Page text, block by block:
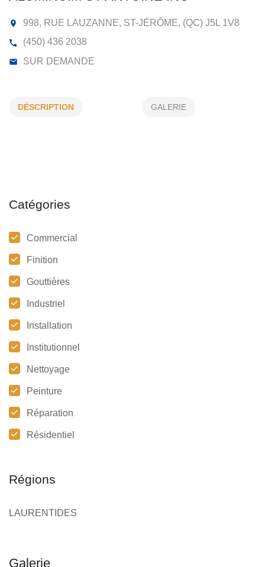
998, RUE LAUZANNE, ST-JÉRÔME, (QC) J5L 1V8
DÉSCRIPTION GALERIE
Catégories
Commercial
Finition
Gouttières
Industriel
Installation
Institutionnel
Nettoyage
Peinture
Réparation
Résidentiel
Régions
LAURENTIDES